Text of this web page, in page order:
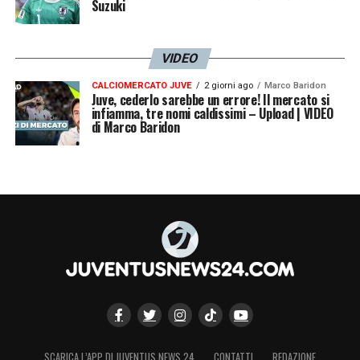
calcistico andato storto. Nessuna scusa. Mi
crescerò e tornerò più forte per il Chelsea e
per tutti coloro che credono in me. Scusate.
Scusate. Scusate».
Suzuki
VIDEO
CALCIOMERCATO JUVE 2 giorni ago Marco Baridon
Juve, cederlo sarebbe un errore! Il mercato si
infiamma, tre nomi caldissimi – Upload | VIDEO
di Marco Baridon